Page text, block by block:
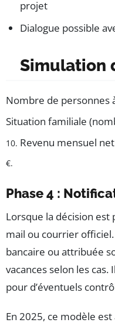
projet
Dialogue possible
Simulation
Nombre de personnes
Situation familiale
10. Revenu mensuel
€.
Phase 4 :
Lorsque la décision
mail ou courrier
bancaire ou attribuée
vacances selon les
pour d’éventuels
En 2025, ce modèle